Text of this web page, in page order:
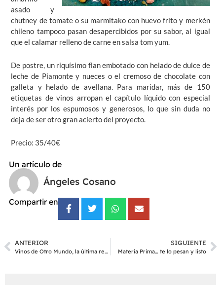
asado y
chutney de tomate o su marmitako con huevo frito y merkén
chileno tampoco pasan desapercibidos por su sabor, al igual
que el calamar relleno de carne en salsa tom yum.
De postre, un riquísimo flan embotado con helado de dulce de
leche de Piamonte y nueces o el cremoso de chocolate con
galleta y helado de avellana. Para maridar, más de 150
etiquetas de vinos arropan el capítulo líquido con especial
interés por los espumosos y generosos, lo que sin duda no
deja de ser otro gran acierto del proyecto.
Precio: 35/40€
Un artículo de
Ángeles Cosano
Compartir en
ANTERIOR
Vinos de Otro Mundo, la última revolución
SIGUIENTE
Materia Prima… te lo pesan y listo